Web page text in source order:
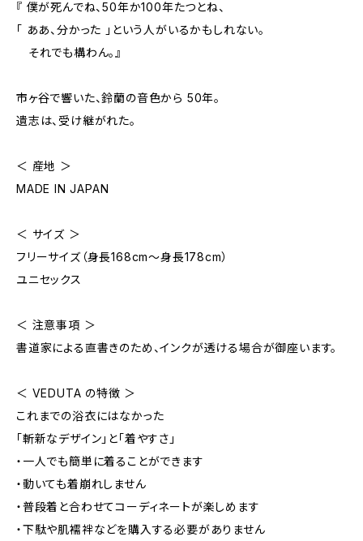
『 僕が死んでね、50年か100年たつとね、
「 ああ、分かった 」という人がいるかもしれない。
それでも構わん。』
市ヶ谷で響いた、鈴蘭の音色から 50年。
遺志は、受け継がれた。
＜ 産地 ＞
MADE IN JAPAN
＜ サイズ ＞
フリーサイズ（身長168cm〜身長178cm）
ユニセックス
＜ 注意事項 ＞
書道家による直書きのため、インクが透ける場合が御座います。
＜ VEDUTA の特徴 ＞
これまでの浴衣にはなかった
「斬新なデザイン」と「着やすさ」
・一人でも簡単に着ることができます
・動いても着崩れしません
・普段着と合わせてコーディネートが楽しめます
・下駄や肌襦袢などを購入する必要がありません